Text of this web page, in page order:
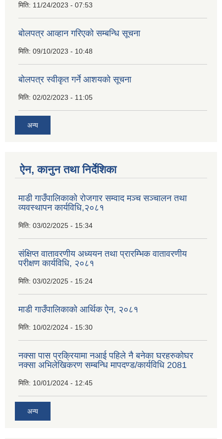
मिति: 11/24/2023 - 07:53
बोलपत्र आव्हान गरिएको सम्बन्धि सूचना
मिति: 09/10/2023 - 10:48
बाेलपत्र स्वीकृत गर्ने आशयकाे सूचना
मिति: 02/02/2023 - 11:05
अन्य
ऐन, कानुन तथा निर्देशिका
माडी गाउँपालिकाको रोजगार सम्वाद मञ्च सञ्चालन तथा
व्यवस्थापन कार्यविधि,२०८१
मिति: 03/02/2025 - 15:34
संक्षिप्त वातावरणीय अध्ययन तथा प्रारम्भिक वातावरणीय
परीक्षण कार्यविधि, २०८१
मिति: 03/02/2025 - 15:24
माडी गाउँपालिकाको आर्थिक ऐन, २०८१
मिति: 10/02/2024 - 15:30
नक्सा पास प्रक्रियामा नआई पहिले नै बनेका घरहरुकोघर
नक्सा अभिलेखिकरण सम्बन्धि मापदण्ड/कार्यविधि 2081
मिति: 10/01/2024 - 12:45
अन्य